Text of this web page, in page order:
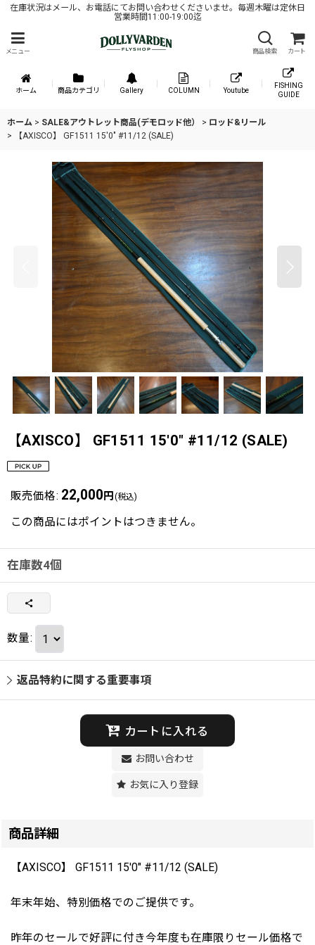
在庫状況はメール、お電話にてお問い合わせくださいませ。毎週木曜は定休日
営業時間11:00-19:00迄
メニュー 商品検索 カート
ホーム 商品カテゴリ Gallery COLUMN Youtube
FISHING
GUIDE
ホーム > SALE&アウトレット商品(デモロッド他） > ロッド&リール
>
【AXISCO】 GF1511 15'0" #11/12 (SALE)
【AXISCO】 GF1511 15'0" #11/12 (SALE)
販売価格: 22,000 円 (税込)
この商品にはポイントはつきません。
在庫数4個
数量:
返品特約に関する重要事項
カートに入れる
お問い合わせ
お気に入り登録
商品詳細
【AXISCO】 GF1511 15'0" #11/12 (SALE)
年末年始、特別価格でのご提供です。
昨年のセールで好評に付き今年度も在庫限りセール価格で